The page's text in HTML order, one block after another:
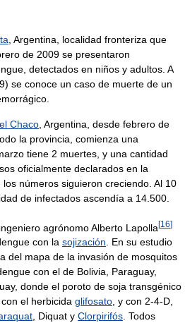
, Argentina, localidad fronteriza que
de 2009 se presentaron
detectados en niños y adultos. A
se conoce un caso de muerte de un
Chaco , Argentina, desde febrero de
la provincia, comienza una
tiene 2 muertes, y una cantidad
oficialmente declarados en la
números siguieron creciendo. Al 10
de infectados ascendía a 14.500.
agrónomo Alberto Lapolla[16]
con la sojización. En su estudio
del mapa de la invasión de mosquitos
con el de Bolivia, Paraguay,
donde el poroto de soja transgénico
el herbicida glifosato, y con 2-4-D,
, Diquat y Clorpirifós. Todos